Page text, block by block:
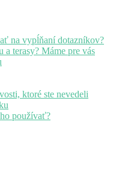
na vypĺňaní dotazníkov?
a terasy? Máme pre vás
ktoré ste nevedeli
používať?